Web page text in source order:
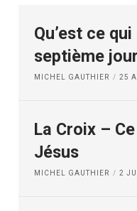
Qu’est ce
septième jour
MICHEL GAUTHIER 25
La Croix –
Jésus
MICHEL GAUTHIER 2